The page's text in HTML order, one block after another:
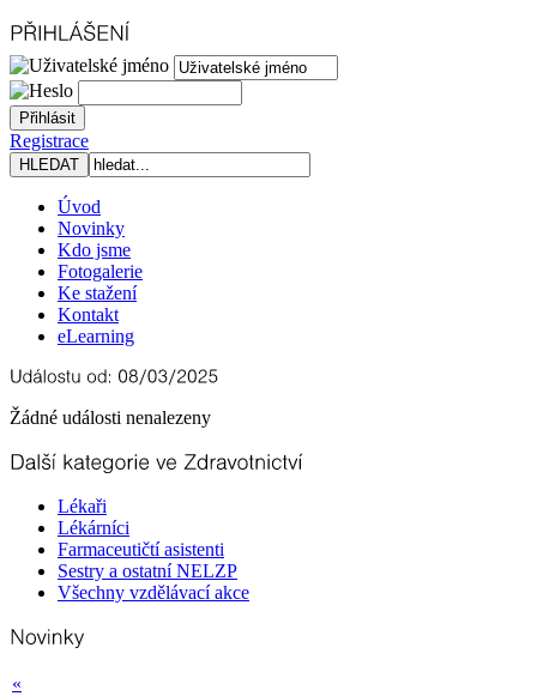
Registrace
Úvod
Novinky
Kdo jsme
Fotogalerie
Ke stažení
Kontakt
eLearning
Žádné události nenalezeny
Lékaři
Lékárníci
Farmaceutičtí asistenti
Sestry a ostatní NELZP
Všechny vzdělávací akce
«